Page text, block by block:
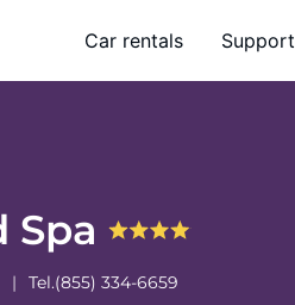
Car rentals Support
Spa
Tel.(855) 334-6659